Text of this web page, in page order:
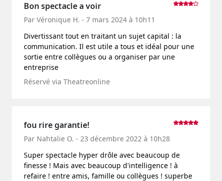
Bon spectacle a voir
Par Véronique H. - 7 mars 2024 à 10h11
Divertissant tout en traitant un sujet capital : la
communication. Il est utile a tous et idéal pour une
sortie entre collègues ou a organiser par une
entreprise
Réservé via Theatreonline
fou rire garantie!
Par Nahtalie O. - 23 décembre 2022 à 10h28
Super spectacle hyper drôle avec beaucoup de
finesse ! Mais avec beaucoup d'intelligence ! à
refaire ! entre amis, famille ou collègues ! superbe